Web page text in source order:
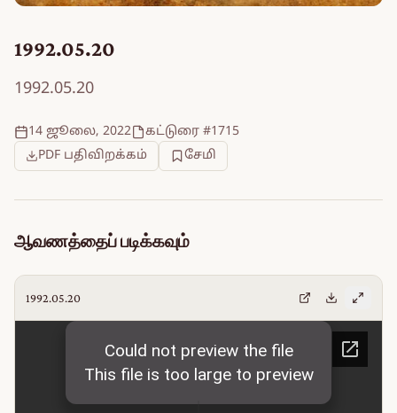
1992.05.20
1992.05.20
14 ஜூலை, 2022
கட்டுரை #1715
PDF பதிவிறக்கம்
சேமி
ஆவணத்தைப் படிக்கவும்
1992.05.20